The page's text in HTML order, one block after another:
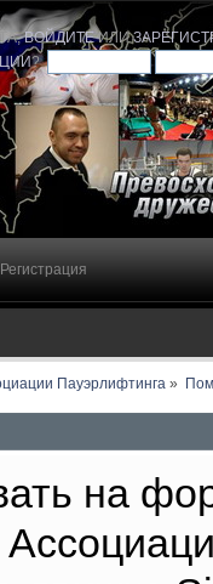
ВОЙДИТЕИЛИ
?
Регистрация
Пауэрлифтинга »
на